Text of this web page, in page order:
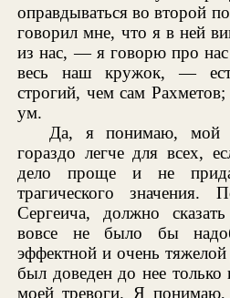
оправдываться во второй
говорил мне, что я в ней
из нас, — я говорю про
весь наш кружок, —
строгий, чем сам
ум.
Да, я понимаю, мой
гораздо легче для всех,
дело проще и не
трагического значения.
Сергеича, должно
вовсе не было бы
эффектной и очень тяжелой
был доведен до нее
моей тревоги. Я